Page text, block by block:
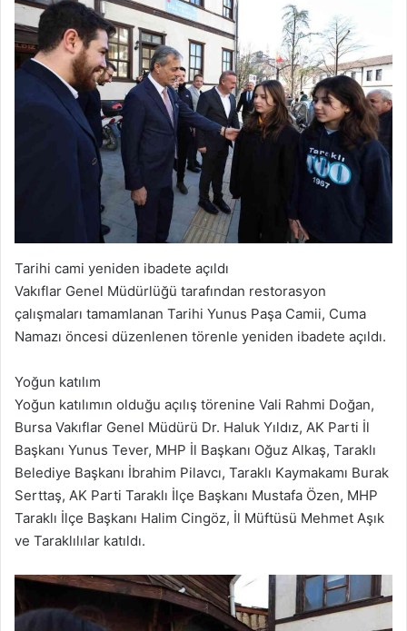
Tarihi cami yeniden ibadete açıldı
Vakıflar Genel Müdürlüğü tarafından restorasyon
çalışmaları tamamlanan Tarihi Yunus Paşa Camii, Cuma
Namazı öncesi düzenlenen törenle yeniden ibadete açıldı.
Yoğun katılım
Yoğun katılımın olduğu açılış törenine Vali Rahmi Doğan,
Bursa Vakıflar Genel Müdürü Dr. Haluk Yıldız, AK Parti İl
Başkanı Yunus Tever, MHP İl Başkanı Oğuz Alkaş, Taraklı
Belediye Başkanı İbrahim Pilavcı, Taraklı Kaymakamı Burak
Serttaş, AK Parti Taraklı İlçe Başkanı Mustafa Özen, MHP
Taraklı İlçe Başkanı Halim Cingöz, İl Müftüsü Mehmet Aşık
ve Taraklılılar katıldı.